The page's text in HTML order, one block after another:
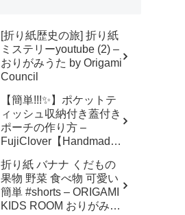
[折り紙歴史の旅] 折り紙
ミステリーyoutube (2) –
おりがみうた by Origami
Council
【簡単!!!✨】ポケットテ
ィッシュ収納付き蓋付き
ポーチの作り方 –
FujiClover【Handmade
折り紙 バナナ くだもの
果物 野菜 食べ物 可愛い
簡単 #shorts – ORIGAMI
KIDS ROOM おりがみキ